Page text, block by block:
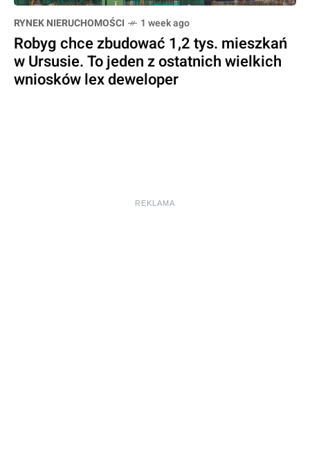
RYNEK NIERUCHOMOŚCI 1 week ago
Robyg chce zbudować 1,2 tys. mieszkań
w Ursusie. To jeden z ostatnich wielkich
wniosków lex deweloper
REKLAMA